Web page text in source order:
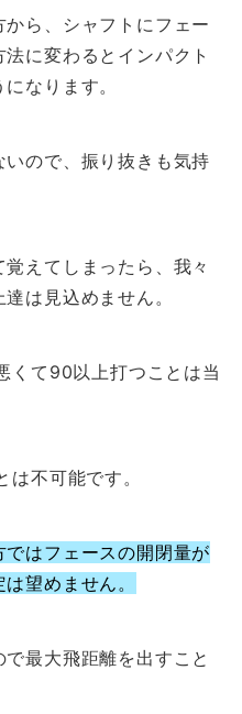
ら、シャフトにフェー
に変わるとインパクト
なります。
ので、振り抜きも気持
えてしまったら、我々
は見込めません。
くて90以上打つことは当
不可能です。
はフェースの開閉量が
望めません。
最大飛距離を出すこと